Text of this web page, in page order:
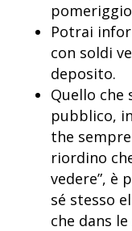
Potrai
con soldi
deposito.
Quello che
pubblico,
the
riordino
vedere”, è
sé stesso
che dans